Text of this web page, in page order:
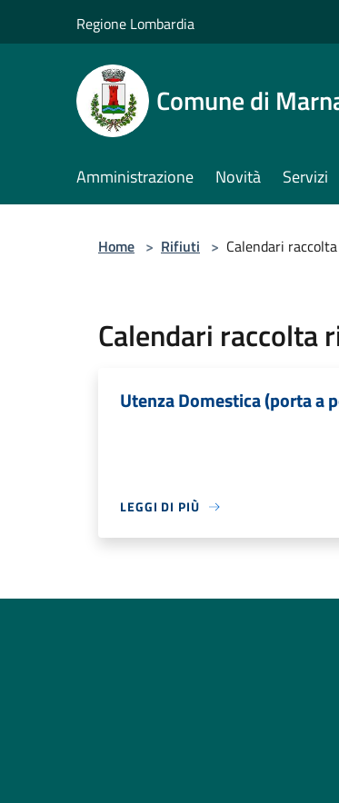
Regione Lombardia
Comune di
Amministrazione Novità Servizi
Home > Rifiuti > Calendari
Calendari raccolta
Utenza Domestica (porta a
LEGGI DI PIÙ